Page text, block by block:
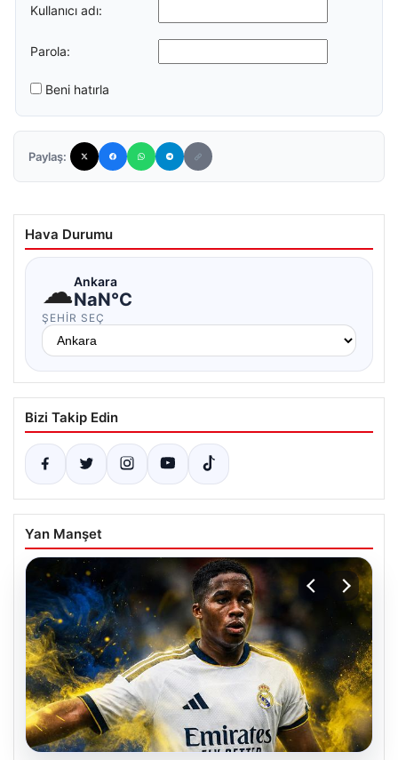
Kullanıcı adı:
Parola:
Beni hatırla
Paylaş:
Hava Durumu
☁Ankara
NaN°C
ŞEHIR SEÇ
Bizi Takip Edin
Yan Manşet